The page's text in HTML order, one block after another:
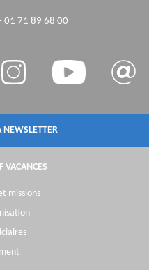
01 71 89 68 00
NEWSLETTER
VACANCES
missions